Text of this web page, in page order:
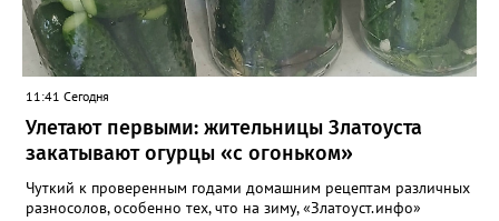
11:41 Сегодня
Улетают первыми: жительницы Златоуста
закатывают огурцы «с огоньком»
Чуткий к проверенным годами домашним рецептам различных
разносолов, особенно тех, что на зиму, «Златоуст.инфо»